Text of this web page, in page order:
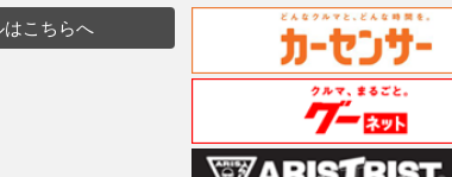
はこちらへ